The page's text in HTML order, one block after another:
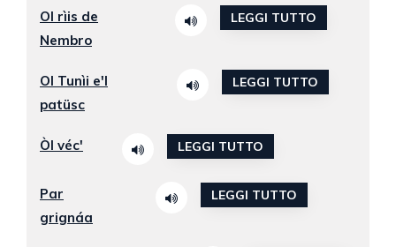
Ol rìis de
Nembro
LEGGI TUTTO
Ol Tunìi e'l
patüsc
LEGGI TUTTO
Òl véc' LEGGI TUTTO
Par
grignáa
LEGGI TUTTO